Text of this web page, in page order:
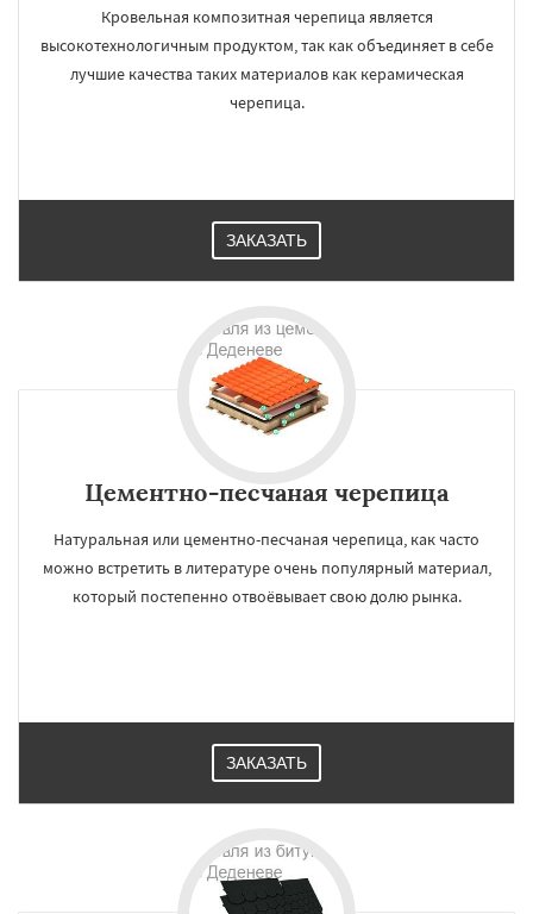
Кровельная композитная черепица является
высокотехнологичным продуктом, так как объединяет в себе
лучшие качества таких материалов как керамическая
черепица.
ЗАКАЗАТЬ
Цементно-песчаная черепица
Натуральная или цементно-песчаная черепица, как часто
можно встретить в литературе очень популярный материал,
который постепенно отвоёвывает свою долю рынка.
ЗАКАЗАТЬ